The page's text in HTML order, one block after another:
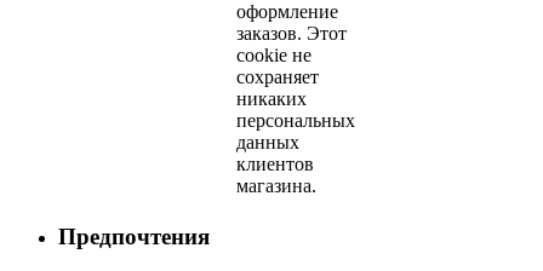
оформление
заказов. Этот
cookie не
сохраняет
никаких
персональных
данных
клиентов
магазина.
Предпочтения